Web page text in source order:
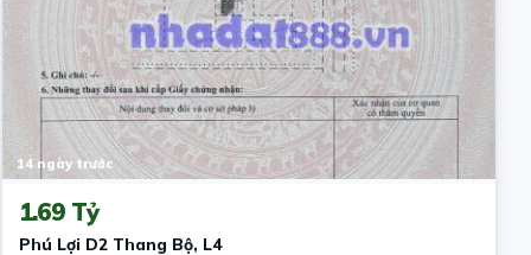
14 ngày trước
1.69 Tỷ
Phú Lợi D2 Thang Bộ, L4